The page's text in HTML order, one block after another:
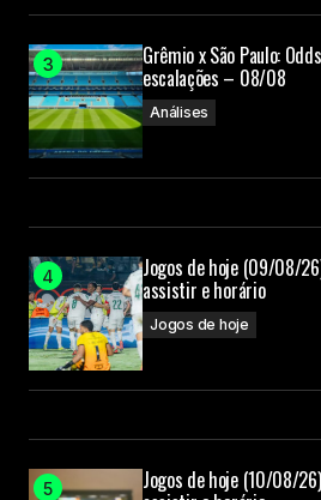
Grêmio x São Paulo:
escalações – 08/08
Análises
Jogos de hoje (09/08/
assistir e horário
Jogos de hoje
Jogos de hoje (10/08/